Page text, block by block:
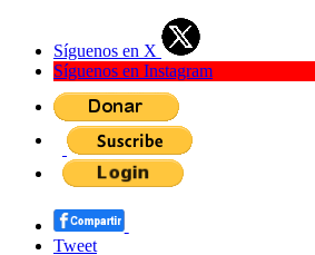
Síguenos en X
Síguenos en Instagram
Tweet